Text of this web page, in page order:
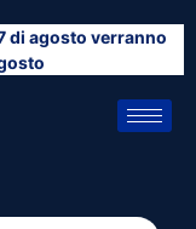
di agosto verranno